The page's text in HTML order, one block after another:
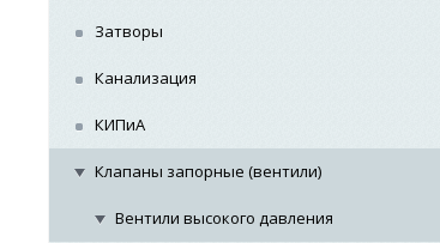
Затворы
Канализация
КИПиА
Клапаны запорные (вентили)
Вентили высокого давления